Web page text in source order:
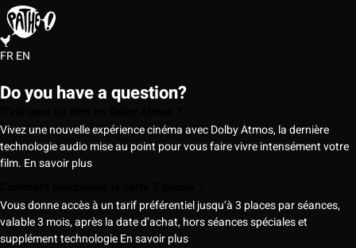
FREN
Do you have a question?
Vivez une nouvelle expérience cinéma avec Dolby Atmos, la dernière
technologie audio mise au point pour vous faire vivre intensément votre
film. En savoir plus
Vous donne accès à un tarif préférentiel jusqu’à 3 places par séances,
valable 3 mois, après la date d’achat, hors séances spéciales et
supplément technologieEn savoir plus